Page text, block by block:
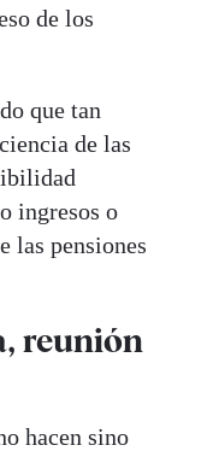
de los
que tan
de las
ingresos o
las pensiones
reunión
hacen sino